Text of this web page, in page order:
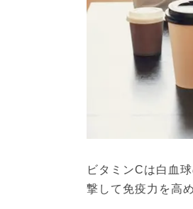
ビタミンCは白血
撃して免疫力を高